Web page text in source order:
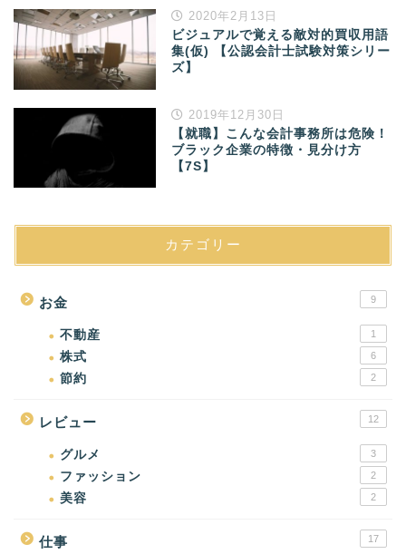
2020年2月13日
ビジュアルで覚える敵対的買収用語
集(仮) 【公認会計士試験対策シリー
ズ】
2019年12月30日
【就職】こんな会計事務所は危険！
ブラック企業の特徴・見分け方
【7S】
カテゴリー
お金 9
不動産 1
株式 6
節約 2
レビュー 12
グルメ 3
ファッション 2
美容 2
仕事 17